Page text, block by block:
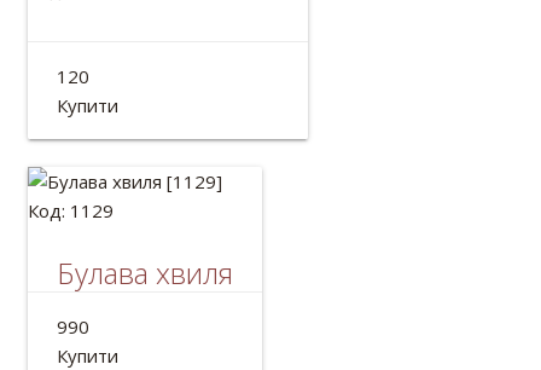
Діаметр: 82 мм
120
Купити
Код: 1129
Булава хвиля
Дерев'яна Булава
Довжина:48 см
990
Купити